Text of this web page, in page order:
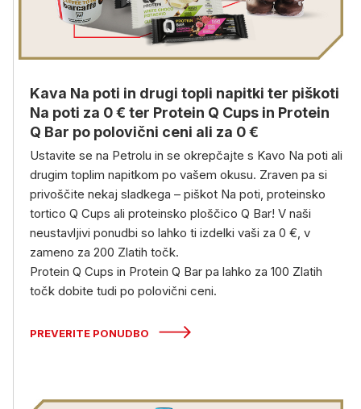
Kava Na poti in drugi topli napitki ter piškoti
Na poti za 0 € ter Protein Q Cups in Protein
Q Bar po polovični ceni ali za 0 €
Ustavite se na Petrolu in se okrepčajte s Kavo Na poti ali
drugim toplim napitkom po vašem okusu. Zraven pa si
privoščite nekaj sladkega – piškot Na poti, proteinsko
tortico Q Cups ali proteinsko ploščico Q Bar! V naši
neustavljivi ponudbi so lahko ti izdelki vaši za 0 €, v
zameno za 200 Zlatih točk.
Protein Q Cups in Protein Q Bar pa lahko za 100 Zlatih
točk dobite tudi po polovični ceni.
PREVERITE PONUDBO